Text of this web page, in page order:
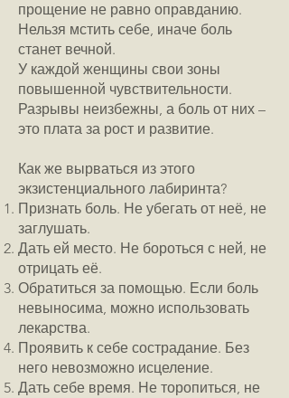
прощение не равно оправданию.
Нельзя мстить себе, иначе боль
станет вечной.
У каждой женщины свои зоны
повышенной чувствительности.
Разрывы неизбежны, а боль от них –
это плата за рост и развитие.
Как же вырваться из этого
экзистенциального лабиринта?
Признать боль. Не убегать от неё, не
заглушать.
Дать ей место. Не бороться с ней, не
отрицать её.
Обратиться за помощью. Если боль
невыносима, можно использовать
лекарства.
Проявить к себе сострадание. Без
него невозможно исцеление.
Дать себе время. Не торопиться, не